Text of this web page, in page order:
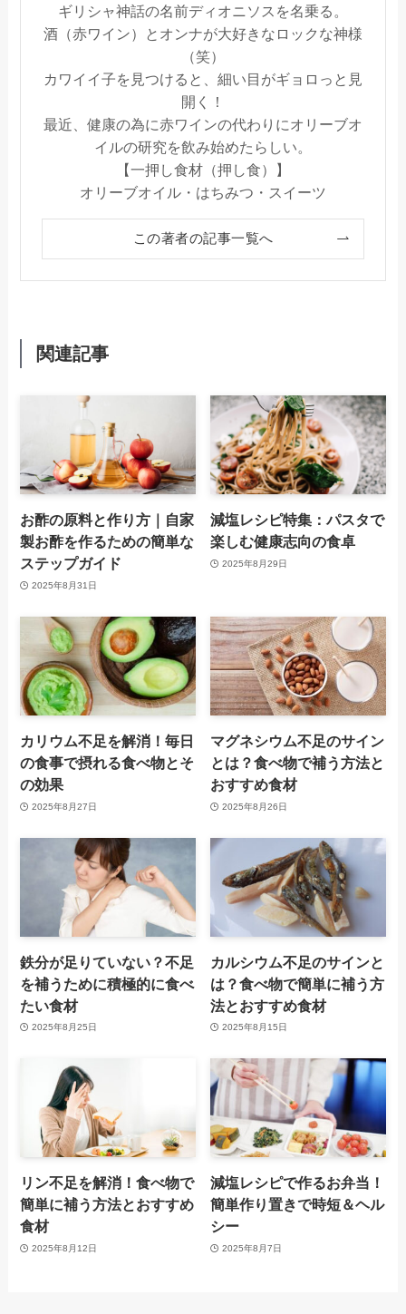
ギリシャ神話の名前ディオニソスを名乗る。
酒（赤ワイン）とオンナが大好きなロックな神様
（笑）
カワイイ子を見つけると、細い目がギョロっと見
開く！
最近、健康の為に赤ワインの代わりにオリーブオ
イルの研究を飲み始めたらしい。
【一押し食材（押し食）】
オリーブオイル・はちみつ・スイーツ
この著者の記事一覧へ
関連記事
お酢の原料と作り方｜自家
製お酢を作るための簡単な
ステップガイド
2025年8月31日
減塩レシピ特集：パスタで
楽しむ健康志向の食卓
2025年8月29日
カリウム不足を解消！毎日
の食事で摂れる食べ物とそ
の効果
2025年8月27日
マグネシウム不足のサイン
とは？食べ物で補う方法と
おすすめ食材
2025年8月26日
鉄分が足りていない？不足
を補うために積極的に食べ
たい食材
2025年8月25日
カルシウム不足のサインと
は？食べ物で簡単に補う方
法とおすすめ食材
2025年8月15日
リン不足を解消！食べ物で
簡単に補う方法とおすすめ
食材
2025年8月12日
減塩レシピで作るお弁当！
簡単作り置きで時短＆ヘル
シー
2025年8月7日